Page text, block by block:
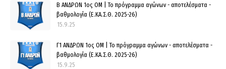
Β ΑΝΔΡΩΝ 1ος ΟΜ | Το πρόγραμμα αγώνων - αποτελέσματα -
βαθμολογία (Ε.ΚΑ.Σ.Θ. 2025-26)
15.9.25
Γ1 ΑΝΔΡΩΝ 1ος ΟΜ | Το πρόγραμμα αγώνων - αποτελέσματα -
βαθμολογία (Ε.ΚΑ.Σ.Θ. 2025-26)
15.9.25